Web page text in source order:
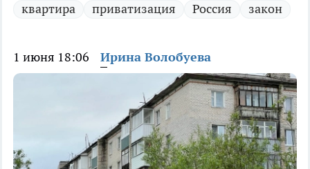
квартира приватизация Россия закон
1 июня 18:06 Ирина Волобуева